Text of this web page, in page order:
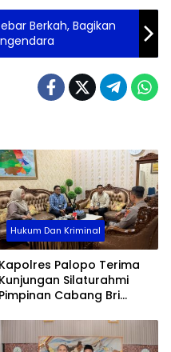
Berkah, Bagikan
Hukum Dan Kriminal
Kapolres Palopo Terima
Kunjungan Silaturahmi
Pimpinan Cabang Bri